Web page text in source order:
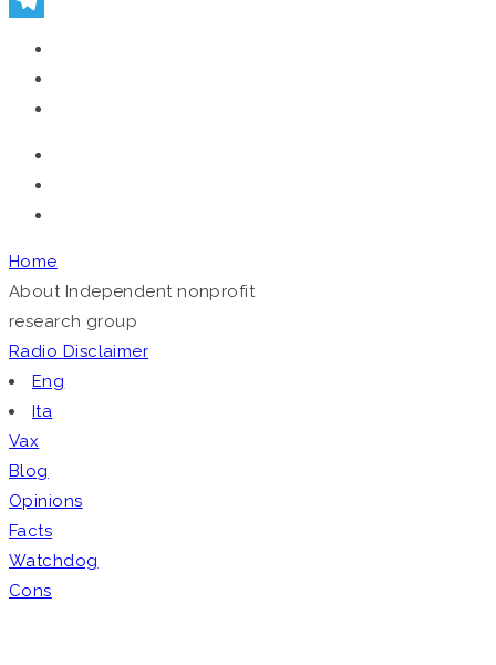
Home
About Independent nonprofit
research group
Radio Disclaimer
Eng
Ita
Vax
Blog
Opinions
Facts
Watchdog
Cons